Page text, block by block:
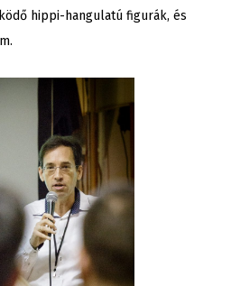
hippi-hangulatú figurák, és